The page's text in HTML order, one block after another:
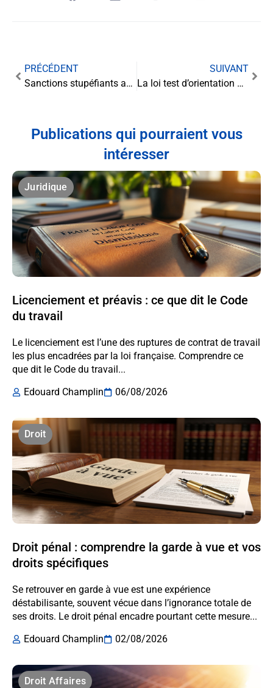
PRÉCÉDENT
Sanctions stupéfiants au volant : Comprendre les enjeux et les conséquences juridiques
SUIVANT
La loi test d’orientation professionnelle : un outil clé pour optimiser votre parcours professionnel
Publications qui pourraient vous
intéresser
Juridique
Licenciement et préavis : ce que dit le Code
du travail
Le licenciement est l’une des ruptures de contrat de travail
les plus encadrées par la loi française. Comprendre ce
que dit le Code du travail...
Edouard Champlin
06/08/2026
Droit
Droit pénal : comprendre la garde à vue et vos
droits spécifiques
Se retrouver en garde à vue est une expérience
déstabilisante, souvent vécue dans l’ignorance totale de
ses droits. Le droit pénal encadre pourtant cette mesure...
Edouard Champlin
02/08/2026
Droit Affaires